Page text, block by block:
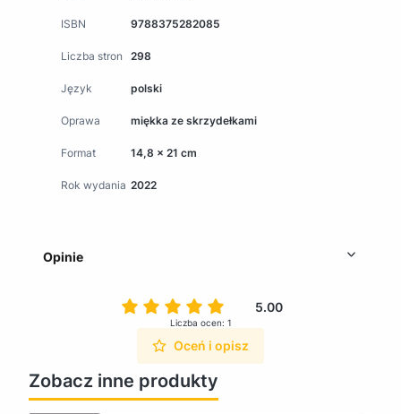
ISBN 9788375282085
Liczba stron 298
Język polski
Oprawa miękka ze skrzydełkami
Format 14,8 x 21 cm
Rok wydania 2022
Opinie
5.00
Liczba ocen: 1
Oceń i opisz
Zobacz inne produkty